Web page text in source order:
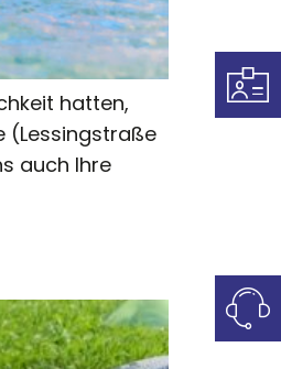
hatten,
(Lessingstraße
auch Ihre